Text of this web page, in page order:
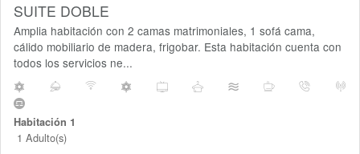
SUITE DOBLE
Amplia habitación con 2 camas matrimoniales, 1 sofá cama,
cálido mobiliario de madera, frigobar. Esta habitación cuenta con
todos los servicios ne...
Habitación 1
1 Adulto(s)